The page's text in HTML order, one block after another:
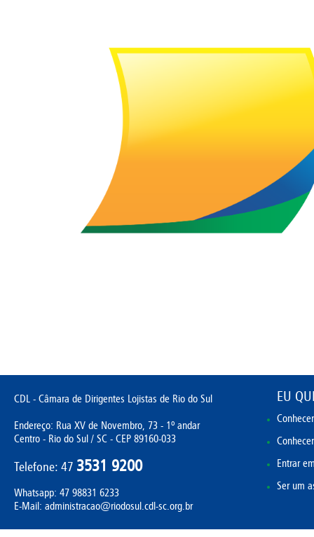
CDL - Câmara de Dirigentes Lojistas de Rio do Sul
Endereço: Rua XV de Novembro, 73 - 1º andar
Centro - Rio do Sul / SC - CEP 89160-033
Telefone: 47 3531 9200
Whatsapp: 47 98831 6233
E-Mail: administracao@riodosul.cdl-sc.org.br
EU
Entrar
Ser um